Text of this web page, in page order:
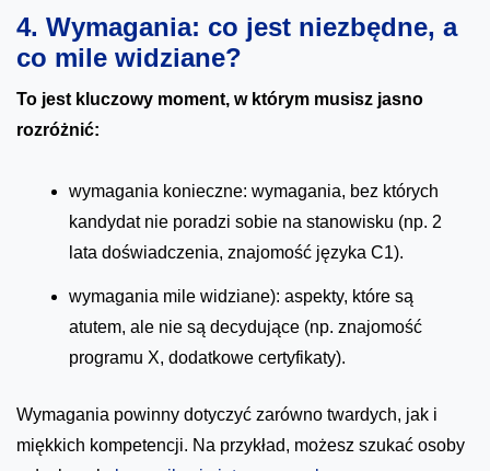
4. Wymagania: co jest niezbędne, a
co mile widziane?
To jest kluczowy moment, w którym musisz jasno
rozróżnić:
wymagania konieczne: wymagania, bez których
kandydat nie poradzi sobie na stanowisku (np. 2
lata doświadczenia, znajomość języka C1).
wymagania mile widziane): aspekty, które są
atutem, ale nie są decydujące (np. znajomość
programu X, dodatkowe certyfikaty).
Wymagania powinny dotyczyć zarówno twardych, jak i
miękkich kompetencji. Na przykład, możesz szukać osoby